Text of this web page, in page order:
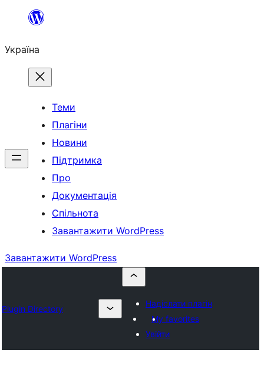
Перейти
вмісту
Україна
Теми
Плагіни
Новини
Підтримка
Про
Документація
Спільнота
Завантажити WordPress
Завантажити WordPress
Plugin Directory
Надіслати плагін
My favorites
Увійти